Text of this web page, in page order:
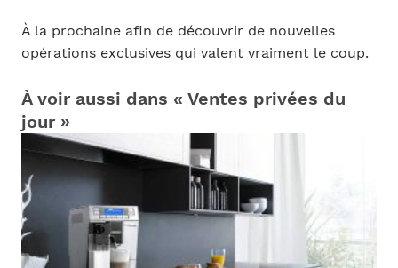
À la prochaine afin de découvrir de nouvelles
opérations exclusives qui valent vraiment le coup.
À voir aussi dans « Ventes privées du
jour »